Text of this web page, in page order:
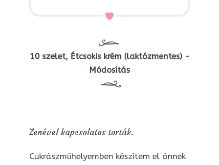
10 szelet, Étcsokis krém (laktózmentes) -
Módosítás
Zenével kapcsolatos torták.
Cukrászműhelyemben készítem el önnek